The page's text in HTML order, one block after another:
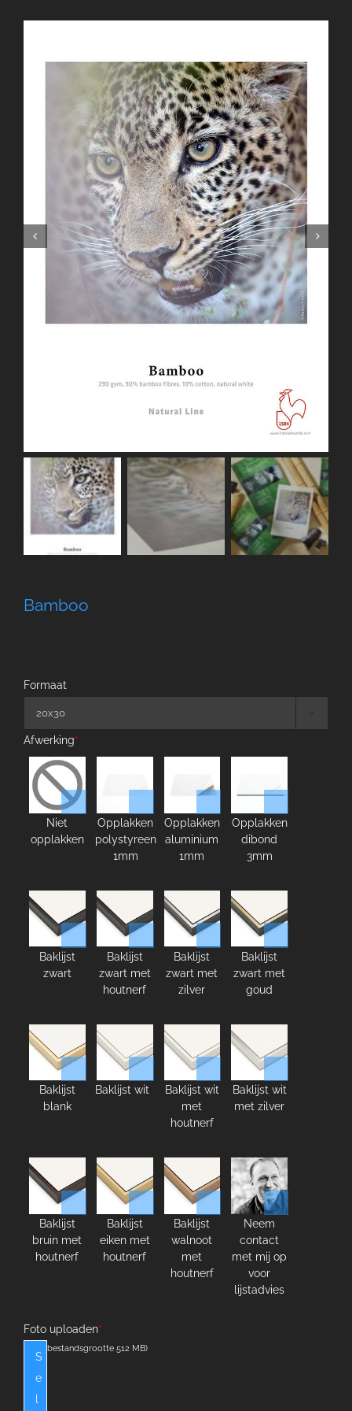
Bamboo
Formaat
*
Afwerking
Niet
opplakken
Opplakken
polystyreen
1mm
Opplakken
aluminium
1mm
Opplakken
dibond
3mm
Baklijst
zwart
Baklijst
zwart met
houtnerf
Baklijst
zwart met
zilver
Baklijst
zwart met
goud
Baklijst
blank
Baklijst wit
Baklijst wit
met
houtnerf
Baklijst wit
met zilver
Baklijst
bruin met
houtnerf
Baklijst
eiken met
houtnerf
Baklijst
walnoot
met
houtnerf
Neem
contact
met mij op
voor
lijstadvies
*
Foto uploaden
S
e
(max. bestandsgrootte 512 MB)